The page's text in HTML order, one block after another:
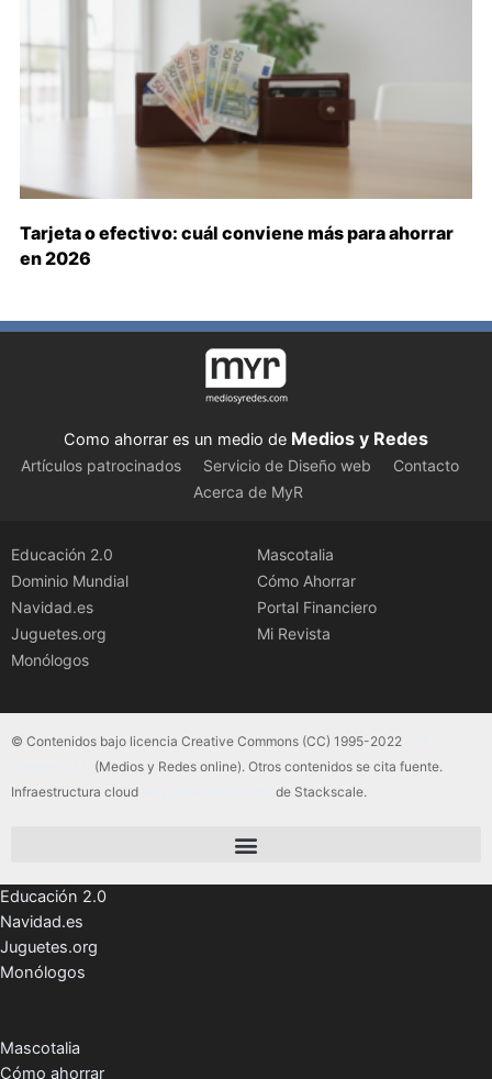
Tarjeta o efectivo: cuál conviene más para ahorrar
en 2026
Como ahorrar es un medio de Medios y Redes
Artículos patrocinados Servicio de Diseño web
Contacto
Acerca de MyR
Educación 2.0
Dominio Mundial
Navidad.es
Juguetes.org
Monólogos
Mascotalia
Cómo Ahorrar
Portal Financiero
Mi Revista
© Contenidos bajo licencia Creative Commons (CC) 1995-2022
(Medios y Redes online). Otros contenidos se cita fuente.
Infraestructura cloud
de Stackscale.
Educación 2.0
Navidad.es
Juguetes.org
Monólogos
Mascotalia
Cómo ahorrar